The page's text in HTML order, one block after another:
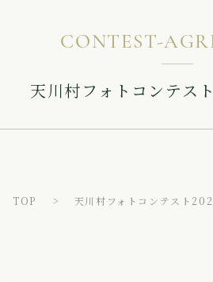
CONTEST-
天川村フォトコンテス
TOP 天川村フォトコンテスト